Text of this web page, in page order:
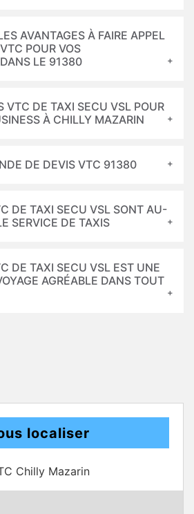
AVANTAGES À FAIRE APPEL
POUR VOS
LE 91380
VTC DE TAXI SECU VSL POUR
À CHILLY MAZARIN
DE DEVIS VTC 91380
DE TAXI SECU VSL SONT AU-
SERVICE DE TAXIS
DE TAXI SECU VSL EST UNE
AGRÉABLE DANS TOUT
localiser
Chilly Mazarin